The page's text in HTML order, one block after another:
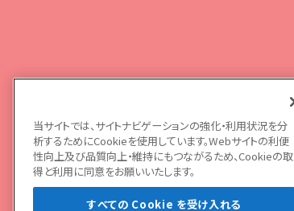
当サイトでは、サイトナビゲーションの強化・利用状況を分
析するためにCookieを使用しています。Webサイトの利便
性向上及び品質向上・維持にもつながるため、Cookieの取
得と利用に同意をお願いいたします。
すべての Cookie を受け入れる